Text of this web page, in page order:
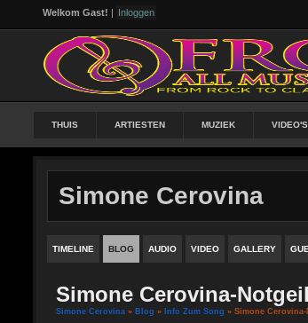
Welkom Gast! | Inloggen
THUIS ARTIESTEN MUZIEK VIDEO'S
Simone Cerovina
TIMELINE BLOG AUDIO VIDEO GALLERY
Simone Cerovina-Notgeil
Simone Cerovina » Blog » Info Zum Song » Simone Cerovina-